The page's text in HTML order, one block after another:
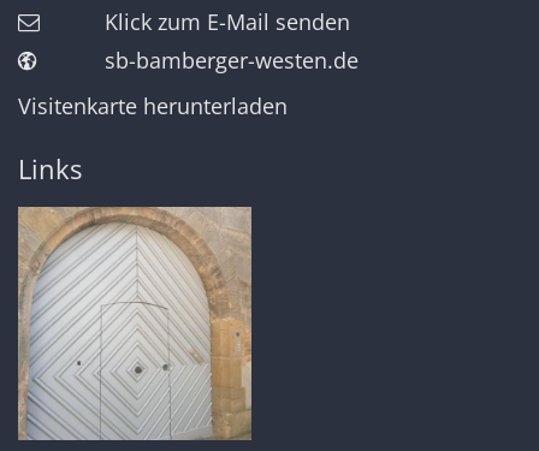
Klick zum E-Mail senden
sb-bamberger-westen.de
Visitenkarte herunterladen
Links